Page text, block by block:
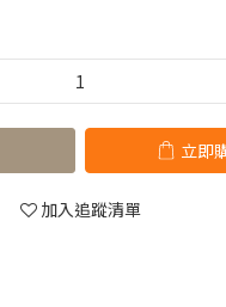
立即
加入追蹤清單